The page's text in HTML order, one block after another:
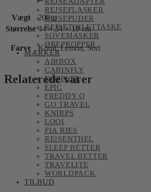
REJSEFLASKER
REJSEPUDER
REJSETOILETTASKE
SOVEMASKER
ØREPROPPER
MÆRKER
AIRBOX
CABINFLY
DOPPLER
EPIC
FREDDY O
GO TRAVEL
KNIRPS
LOQI
PIA RIES
REISENTHEL
SLEEP BETTER
TRAVEL BETTER
TRAVELITE
WORLDPACK
TILBUD
Vægt
200 g
Størrelse 44 × 34 × 19 cm
Farve Koral, Lemon, Sort
Relaterede varer